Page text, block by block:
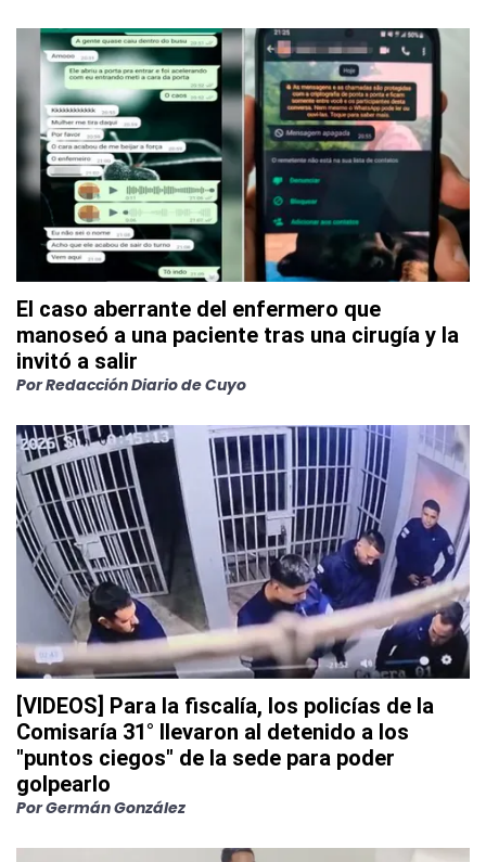
El caso aberrante del enfermero que
manoseó a una paciente tras una cirugía y la
invitó a salir
PorRedacción Diario de Cuyo
[VIDEOS] Para la fiscalía, los policías de la
Comisaría 31° llevaron al detenido a los
"puntos ciegos" de la sede para poder
golpearlo
PorGermán González